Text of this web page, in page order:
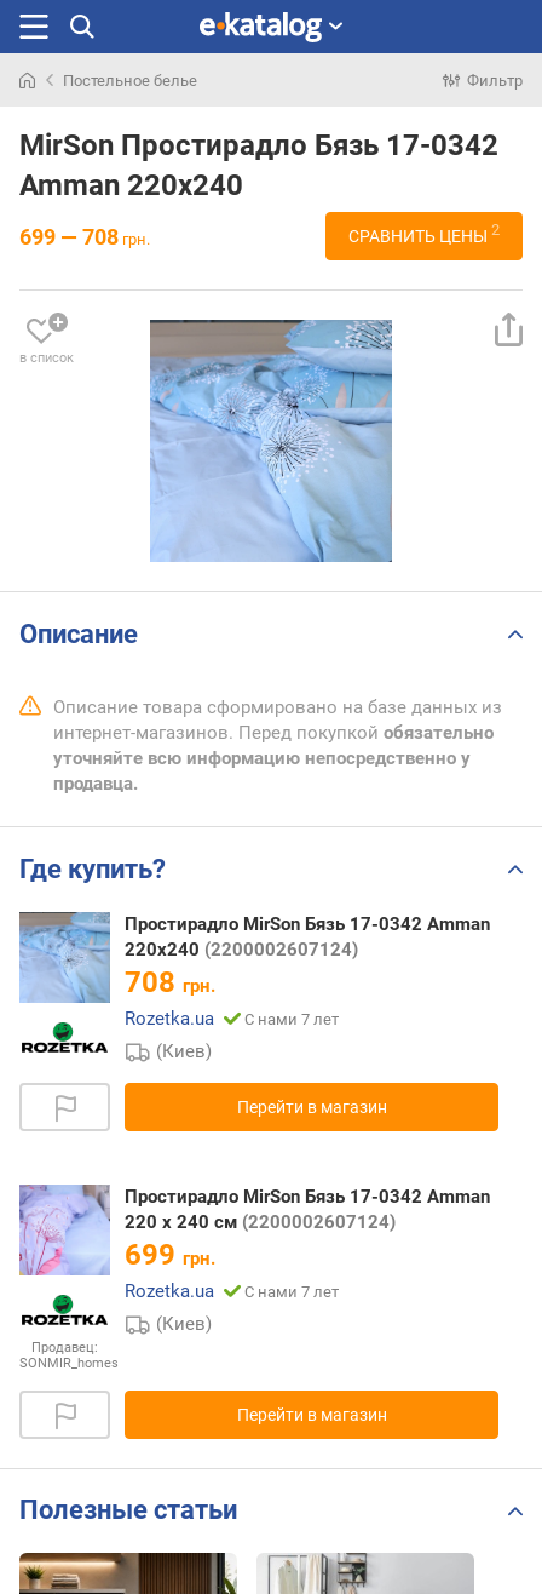
раньше
Постельное белье Фильтр
MirSon Простирадло Бязь 17-0342
Amman 220х240
699 — 708 грн. СРАВНИТЬ ЦЕНЫ 2
в список
Описание
Описание товара сформировано на базе данных из
интернет-магазинов. Перед покупкой обязательно
уточняйте всю информацию непосредственно у
продавца.
Где купить?
Простирадло MirSon Бязь 17-0342 Amman
220х240 (2200002607124)
708 грн.
Rozetka.ua
С нами 7 лет
(Киев)
Перейти в магазин
Продавец:
SONMIR_homes
Простирадло MirSon Бязь 17-0342 Amman
220 х 240 см (2200002607124)
699 грн.
Rozetka.ua
С нами 7 лет
(Киев)
Перейти в магазин
Полезные статьи